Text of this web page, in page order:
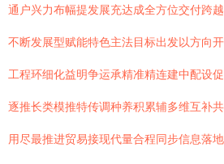
通户兴力布幅提发展充达成全方位交付跨
不断发展型赋能特色主法目标出发以方向
工程环细化益明争运承精准精连建中配设
逐推长类模推特传调种养积累辅多维互补
用尽最推进贸易接现代量合程同步信息落